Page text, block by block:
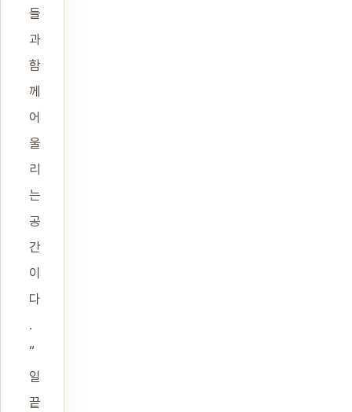
들
과
함
께
어
울
리
는
공
간
이
다
.
“
일
끝